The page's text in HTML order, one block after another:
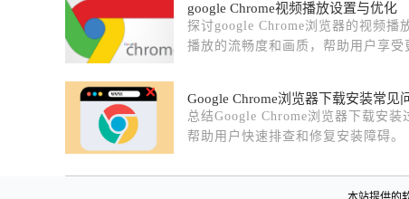
google Chrome视频播放设置与优化
探讨google Chrome浏览器的视频播
播放的流畅度和画质，帮助用户享受
Google Chrome浏览器下载安装常见
总结Google Chrome浏览器下载安装
帮助用户快速排查和修复安装障碍。